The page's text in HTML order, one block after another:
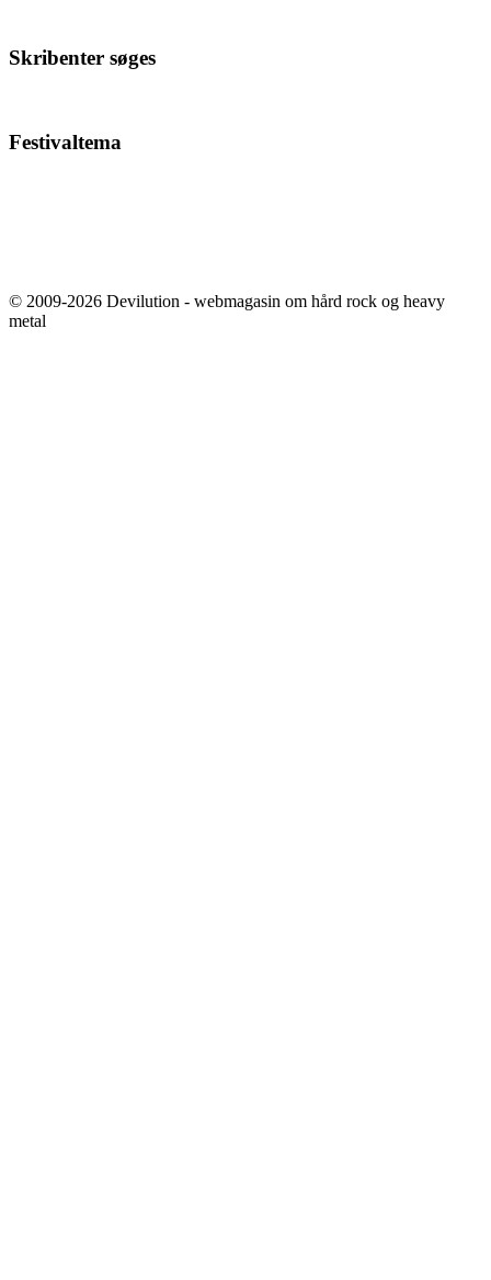
Skribenter søges
Festivaltema
© 2009-2026 Devilution - webmagasin om hård rock og heavy
metal